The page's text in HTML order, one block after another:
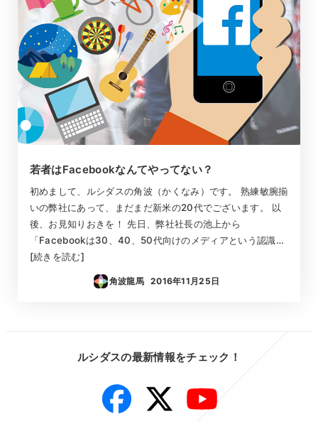
若者はFacebookなんてやってない？
初めまして、ルシダスの角波（かくなみ）です。 熟練敏腕揃
いの弊社にあって、まだまだ新米の20代でございます。 以
後、お見知りおきを！ 先日、弊社社長の池上から
「Facebookは30、40、50代向けのメディアという認識…
[続きを読む]
角波龍馬
投稿日
2016年11月25日
ルシダスの最新情報をチェック！
Facebook Twitter YouTube